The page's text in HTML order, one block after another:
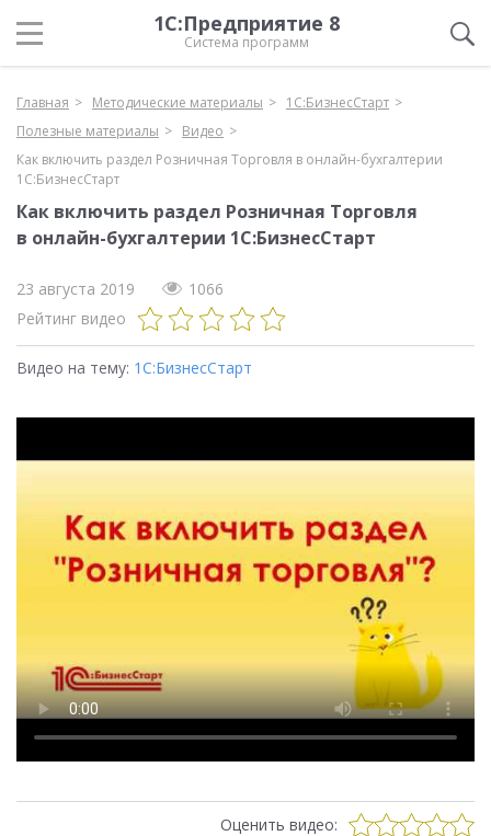
1С:Предприятие 8
Система программ
Главная Методические материалы
1С:БизнесСтарт
Полезные материалы
Видео
Как включить раздел Розничная Торговля в онлайн-бухгалтерии
1С:БизнесСтарт
Как включить раздел Розничная Торговля
в онлайн-бухгалтерии 1С:БизнесСтарт
23 августа 2019
1066
Рейтинг видео
Видео на тему: 1С:БизнесСтарт
Оценить видео: